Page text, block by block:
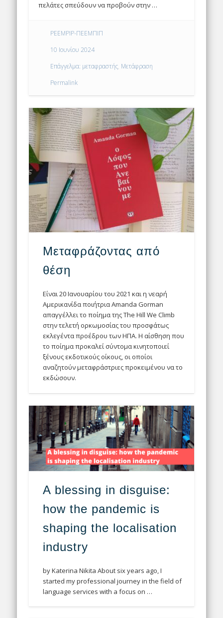
πελάτες σπεύδουν να προβούν στην …
PEEMPIP-ΠΕΕΜΠΙΠ
10 Ιουνίου 2024
Επάγγελμα: μεταφραστής, Μετάφραση
Permalink
Μεταφράζοντας από
θέση
Είναι 20 Ιανουαρίου του 2021 και η νεαρή
Αμερικανίδα ποιήτρια Amanda Gorman
απαγγέλλει το ποίημα της The Hill We Climb
στην τελετή ορκωμοσίας του προσφάτως
εκλεγέντα προέδρου των ΗΠΑ. Η αίσθηση που
το ποίημα προκαλεί σύντομα κινητοποιεί
ξένους εκδοτικούς οίκους, οι οποίοι
αναζητούν μεταφράστριες προκειμένου να το
εκδώσουν.
A blessing in disguise:
how the pandemic is
shaping the localisation
industry
by Katerina Nikita About six years ago, I
started my professional journey in the field of
language services with a focus on …